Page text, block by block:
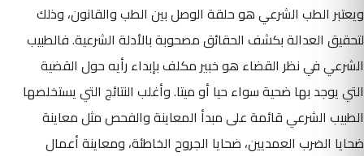
ويعتبر الطب الشرعي هو حلقة الوصل بين الطب والقانون، وذلك
لتحقيق العدالة بكشف الحقائق مصحوبة بالأدلة الشرعية. فالطبيب
الشرعي في نظر القضاء هو خبير مكلف بإبداء رأيه حول القضية
التي يوجد بها ضحية سواء حيا أو ميتا. وأغلب النتائج التي يستخلصها
الطبيب الشرعي قائمة على مبدأ المعاينة والفحص مثل معاينة
ضحايا الضرب العمديين، ضحايا الجروح الخاطئة، ومعاينة أعمال